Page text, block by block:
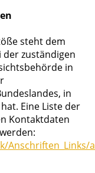
steht dem
zuständigen
in
in
Eine Liste der
Kontaktdaten